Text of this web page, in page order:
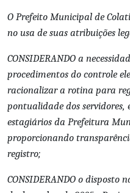
O Prefeito Municipal de
no usa de suas atribuições
CONSIDERANDO a
procedimentos do controle
racionalizar a rotina para
pontualidade dos servidores,
estagiários da Prefeitura
proporcionando
registro;
CONSIDERANDO o disposto